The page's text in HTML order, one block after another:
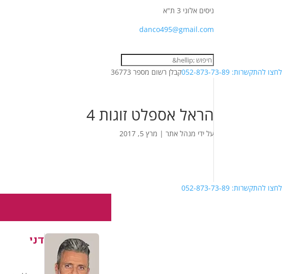
ניסים אלוני 3 ת"א
danco495@gmail.com
לחצו להתקשרות: 052-873-73-89 קבלן רשום מספר 36773
הראל אספלט זוגות 4
על ידי מנהל אתר | מרץ 5, 2017
לחצו להתקשרות: 052-873-73-89